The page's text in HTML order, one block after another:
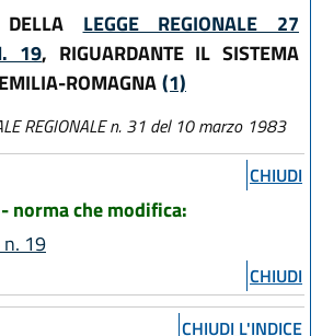
DELLA LEGGE REGIONALE 27
19, RIGUARDANTE IL SISTEMA
ROMAGNA(1)
REGIONALE n. 31 del 10 marzo 1983
CHIUDI
che modifica:
19
CHIUDI
CHIUDI L'INDICE